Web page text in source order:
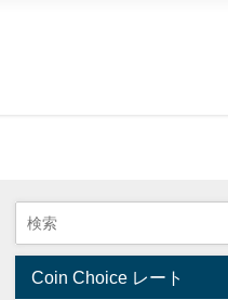
Coin Choice レート